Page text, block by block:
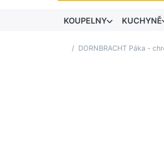
KOUPELNY KUCHYNĚ
Domovská stránka
DORNBRACHT Páka -